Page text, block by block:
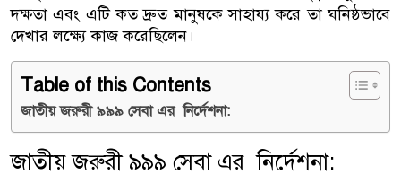
দক্ষতা এবং এটি কত দ্রুত মানুষকে সাহায্য করে তা ঘনিষ্ঠভাবে
দেখার লক্ষ্যে কাজ করেছিলেন।
Table of this Contents
জাতীয় জরুরী ৯৯৯ সেবা এর নির্দেশনা:
জাতীয় জরুরী ৯৯৯ সেবা এর নির্দেশনা: